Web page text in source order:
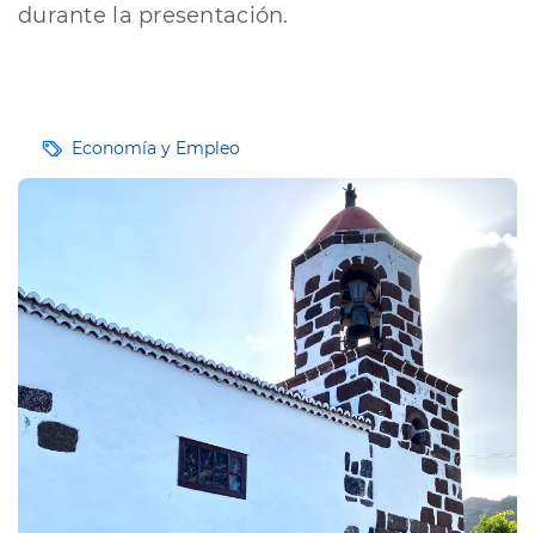
durante la presentación.
EtiquetasEconomía y Empleo